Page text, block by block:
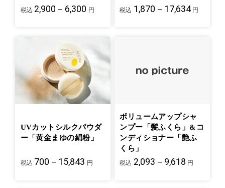
税込 2,900－6,300 円 税込 1,870－17,634 円
UVカットシルクパウダ
ー「黄金まゆの絹粉」
税込 700－15,843 円
ボリュームアップシャ
ンプー「髪ふくら」&コ
ンディショナー「艶ふ
くら」
税込 2,093－9,618 円